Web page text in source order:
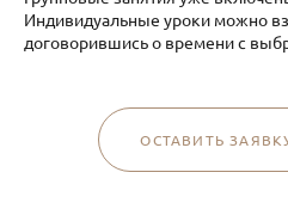
Индивидуальные уроки можно
договорившись о времени с
ОСТАВИТЬ